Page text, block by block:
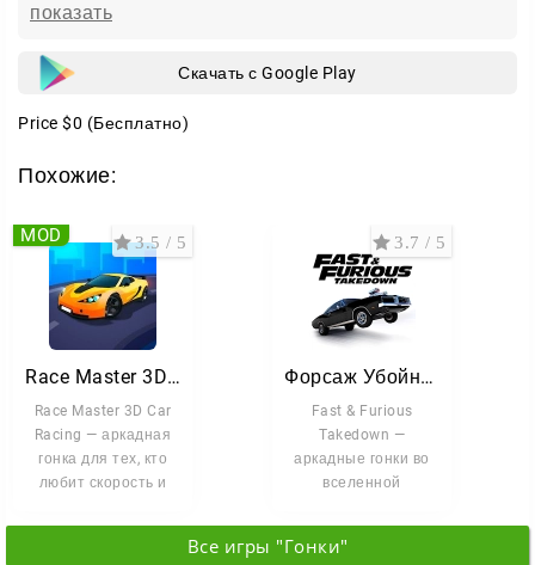
показать
Скачать с Google Play
Price $0 (Бесплатно)
Похожие:
Race Master 3D - Car Racing
Race Master 3D Car
Racing — аркадная
гонка для тех, кто
любит скорость и
Садитесь
3.5 / 5
MOD
Форсаж Убойная гонка
Fast & Furious
Takedown —
аркадные гонки во
вселенной
садитесь за руль
культовых
3.7 / 5
Все игры "Гонки"